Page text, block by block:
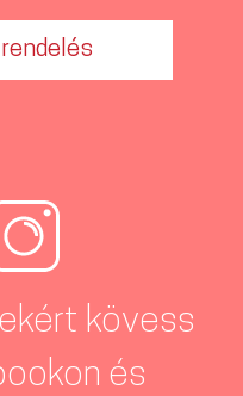
kövess
és